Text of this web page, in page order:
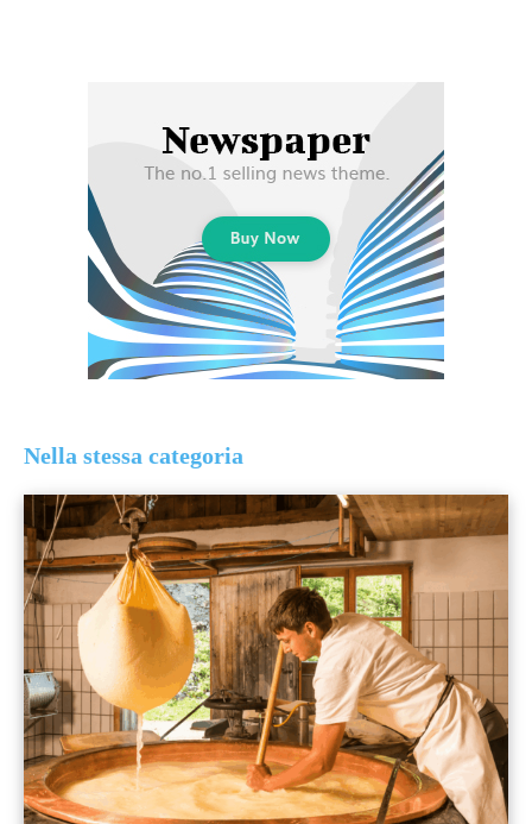
Nella stessa categoria